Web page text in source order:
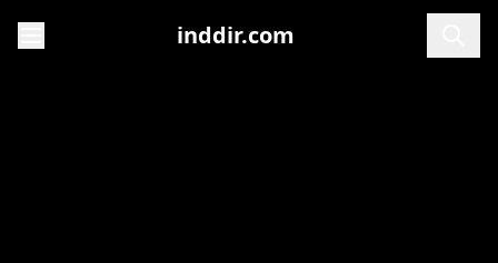
inddir.com